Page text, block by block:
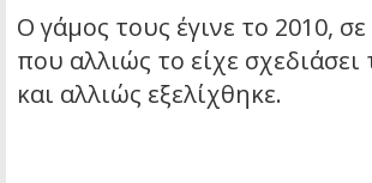
Ο γάμος τους έγινε το 2010,
που αλλιώς το είχε σχεδιάσει
και αλλιώς εξελίχθηκε.